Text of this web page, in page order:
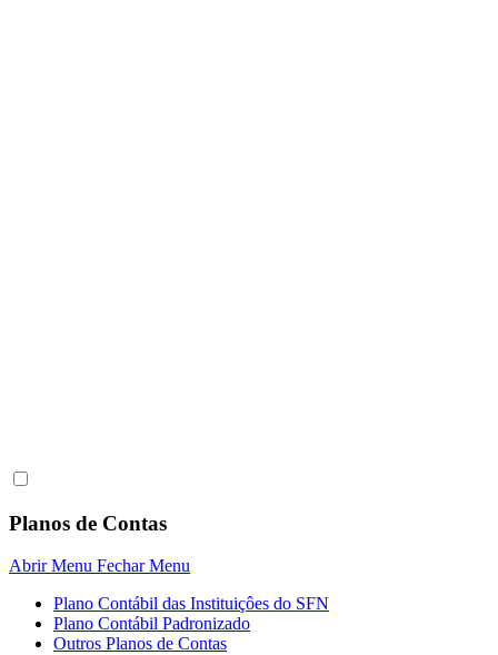
Planos de Contas
Abrir Menu Fechar Menu
Plano Contábil das Instituiçôes do SFN
Plano Contábil Padronizado
Outros Planos de Contas